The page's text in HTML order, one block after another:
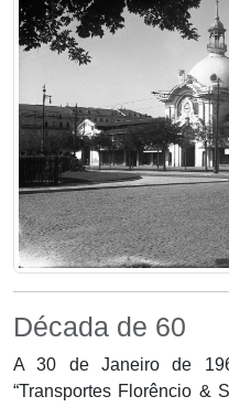
Década de 60
A 30 de Janeiro de
“Transportes Florêncio &